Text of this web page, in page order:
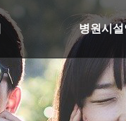
병원시